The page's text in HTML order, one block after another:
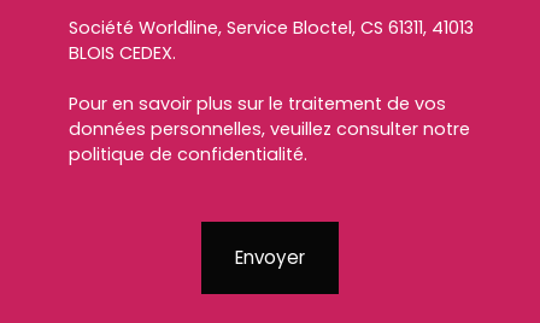
Société Worldline, Service Bloctel, CS 61311, 41013
BLOIS CEDEX.
Pour en savoir plus sur le traitement de vos
données personnelles, veuillez consulter notre
politique de confidentialité.
Envoyer